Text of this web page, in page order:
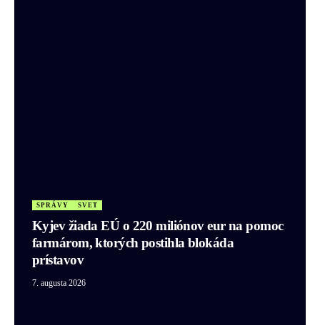
SPRÁVY SVET
Kyjev žiada EÚ o 220 miliónov eur na pomoc
farmárom, ktorých postihla blokáda
prístavov
7. augusta 2026